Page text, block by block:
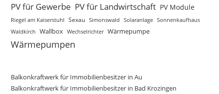
PV für Gewerbe PV für Landwirtschaft PV Module
Riegel am Kaiserstuhl Sexau Simonswald Solaranlage Sonnenkaufhaus
Waldkirch
Wallbox Wechselrichter Wärmepumpe
Wärmepumpen
Balkonkraftwerk für Immobilienbesitzer in Au
Balkonkraftwerk für Immobilienbesitzer in Bad Krozingen